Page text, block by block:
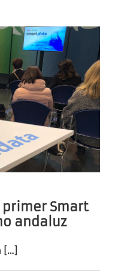
primer Smart
andaluz
[…]